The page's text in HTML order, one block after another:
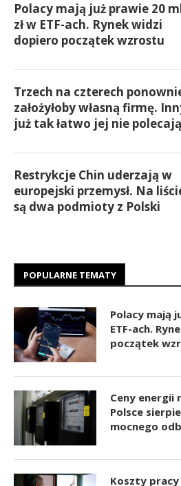
Polacy mają już prawie 20
zł w ETF-ach. Rynek widzi
dopiero początek wzrostu
Trzech na czterech
założyłoby własną firmę.
już tak łatwo jej nie polecają
Restrykcje Chin uderzają w
europejski przemysł. Na
są dwa podmioty z Polski
POPULARNE TEMATY
Polacy mają
ETF-ach.
początek
Ceny energii
Polsce
mocnego
Koszty pracy